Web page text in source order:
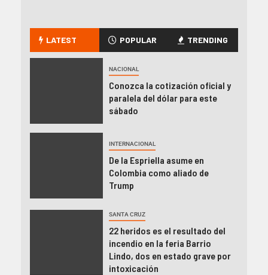
LATEST POPULAR TRENDING
NACIONAL
Conozca la cotización oficial y
paralela del dólar para este
sábado
INTERNACIONAL
De la Espriella asume en
Colombia como aliado de
Trump
SANTA CRUZ
22 heridos es el resultado del
incendio en la feria Barrio
Lindo, dos en estado grave por
intoxicación